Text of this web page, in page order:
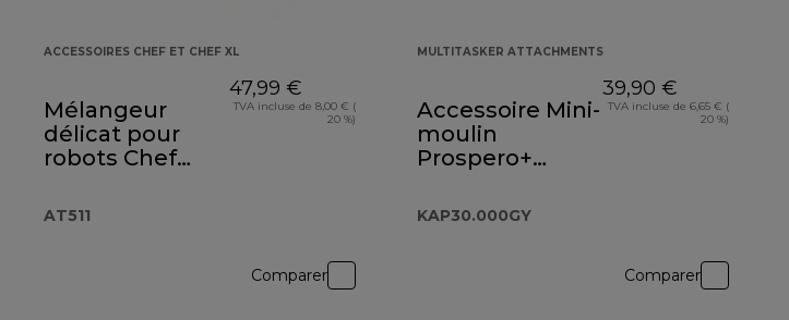
ACCESSOIRES CHEF ET CHEF XL
Mélangeur
délicat pour
robots Chef
AT511
47,99 €
TVA incluse de 8,00 € (
20 %)
Comparer
MULTITASKER ATTACHMENTS
Accessoire Mini-
moulin
Prospero+
KAP30.000GY
39,90 €
TVA incluse de 6,65 € (
20 %)
Comparer